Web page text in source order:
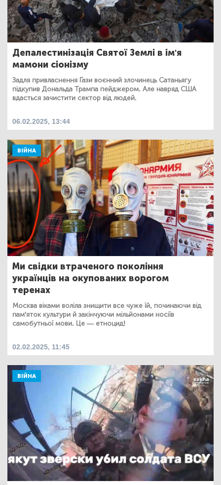
Депалестинізація Святої Землі в ім'я
мамони сіонізму
Задля привласнення Ґази воєнний злочинець Сатаньягу
підкупив Дональда Трампа пейджером. Але навряд США
вдасться зачистити сектор від людей.
06.02.2025, 13:44
ВІЙНА
Ми свідки втраченого покоління
українців на окупованих ворогом
теренах
Москва віками воліла знищити все чуже їй, починаючи від
пам'яток культури й закінчуючи мільйонами носіїв
самобутньої мови. Це — етноцид!
02.02.2025, 11:45
ВІЙНА